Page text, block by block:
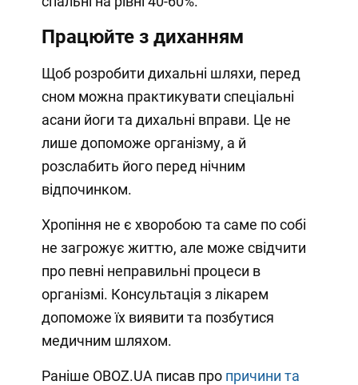
Працюйте з диханням
Щоб розробити дихальні шляхи, перед
сном можна практикувати спеціальні
асани йоги та дихальні вправи. Це не
лише допоможе організму, а й
розслабить його перед нічним
відпочинком.
Хропіння не є хворобою та саме по собі
не загрожує життю, але може свідчити
про певні неправильні процеси в
організмі. Консультація з лікарем
допоможе їх виявити та позбутися
медичним шляхом.
Раніше OBOZ.UA писав про причини та